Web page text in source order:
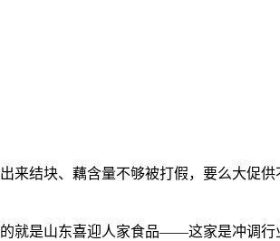
结块、藕含量不够被打假，要么大促
就是山东喜迎人家食品——这家是冲调